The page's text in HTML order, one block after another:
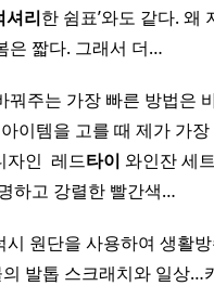
셔리한 쉼표’와도 같다. ​왜
은 짧다. 그래서 더…
꿔주는 가장 빠른 방법은
이템을 고를 때 제가 가
자인 ​ 레드타이 와인잔 세
하고 강렬한 빨간색…
원단을 사용하여 생활
발톱 스크래치와 일상…